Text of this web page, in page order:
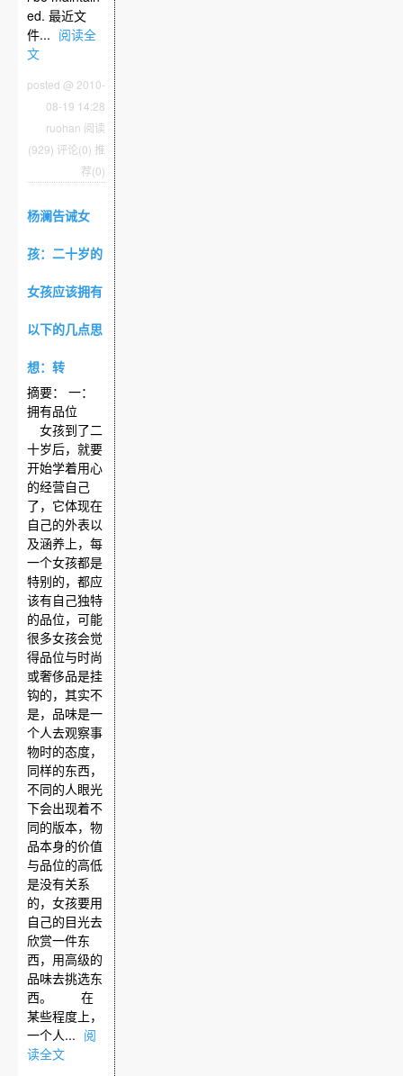
ed. 最近文
件... 阅读全
文
posted @ 2010-
08-19 14:28
ruohan 阅读
(929) 评论(0) 推
荐(0)
杨澜告诫女
孩：二十岁的
女孩应该拥有
以下的几点思
想：转
摘要： 一：
拥有品位
女孩到了二
十岁后，就要
开始学着用心
的经营自己
了，它体现在
自己的外表以
及涵养上，每
一个女孩都是
特别的，都应
该有自己独特
的品位，可能
很多女孩会觉
得品位与时尚
或奢侈品是挂
钩的，其实不
是，品味是一
个人去观察事
物时的态度，
同样的东西，
不同的人眼光
下会出现着不
同的版本，物
品本身的价值
与品位的高低
是没有关系
的，女孩要用
自己的目光去
欣赏一件东
西，用高级的
品味去挑选东
西。 在
某些程度上，
一个人... 阅
读全文